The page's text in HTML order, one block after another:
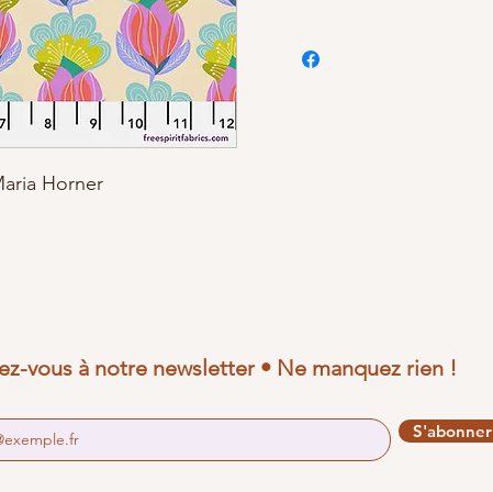
Horner
vous à notre newsletter • Ne manquez rien !
S'abonner